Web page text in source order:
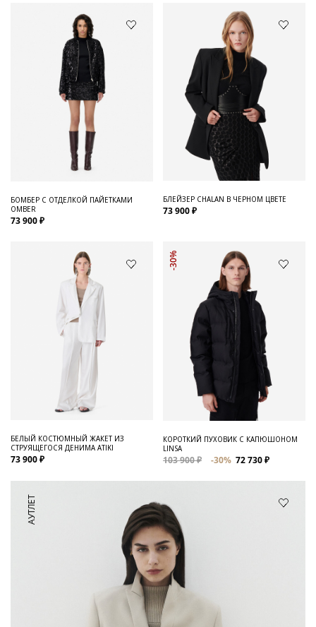
БОМБЕР С ОТДЕЛКОЙ ПАЙЕТКАМИ
OMBER
73 900 ₽
БЛЕЙЗЕР CHALAN В ЧЕРНОМ ЦВЕТЕ
73 900 ₽
БЕЛЫЙ КОСТЮМНЫЙ ЖАКЕТ ИЗ
СТРУЯЩЕГОСЯ ДЕНИМА ATIKI
73 900 ₽
-30%
КОРОТКИЙ ПУХОВИК С КАПЮШОНОМ
LINSA
103 900 ₽ -30% 72 730 ₽
АУТЛЕТ